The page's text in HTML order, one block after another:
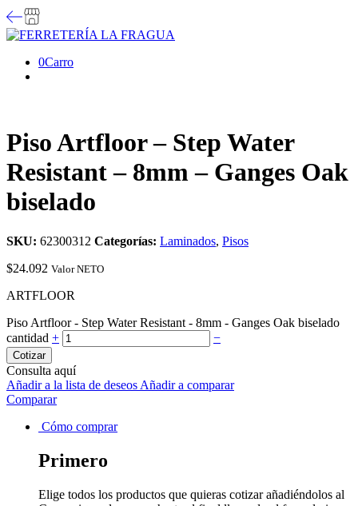
0Carro
Piso Artfloor – Step Water
Resistant – 8mm – Ganges Oak
biselado
SKU: 62300312 Categorías: Laminados, Pisos
$24.092 Valor NETO
ARTFLOOR
Piso Artfloor - Step Water Resistant - 8mm - Ganges Oak biselado
cantidad + −
Cotizar
Consulta aquí
Añadir a la lista de deseos Añadir a comparar
Comparar
Cómo comprar
Primero
Elige todos los productos que quieras cotizar añadiéndolos al